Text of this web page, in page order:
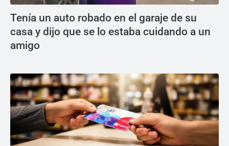
Tenía un auto robado en el garaje de su
casa y dijo que se lo estaba cuidando a un
amigo